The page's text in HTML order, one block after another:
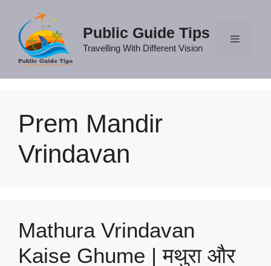
content
Public Guide Tips
Travelling With Different Vision
Prem Mandir
Vrindavan
Mathura Vrindavan
Kaise Ghume | मथुरा और